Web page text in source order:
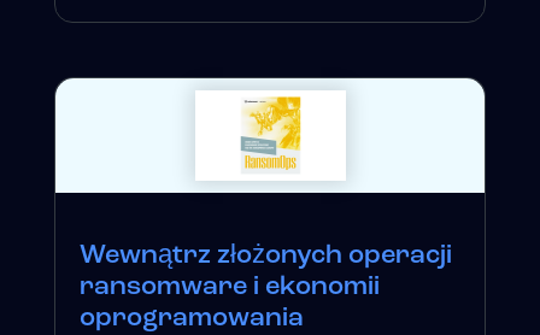
Wewnątrz złożonych operacji
ransomware i ekonomii
oprogramowania